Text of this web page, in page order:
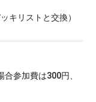
キリストと交換）
参加費は300円、